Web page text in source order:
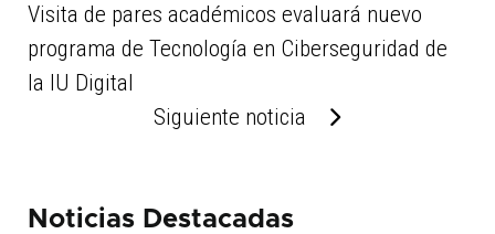
Visita de pares académicos evaluará nuevo
programa de Tecnología en Ciberseguridad de
la IU Digital
Siguiente noticia
Noticias Destacadas